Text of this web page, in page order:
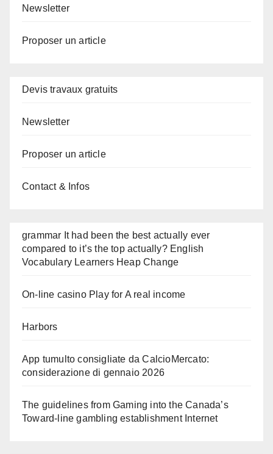
Newsletter
Proposer un article
Devis travaux gratuits
Newsletter
Proposer un article
Contact & Infos
grammar It had been the best actually ever
compared to it’s the top actually? English
Vocabulary Learners Heap Change
On-line casino Play for A real income
Harbors
App tumulto consigliate da CalcioMercato:
considerazione di gennaio 2026
The guidelines from Gaming into the Canada’s
Toward-line gambling establishment Internet